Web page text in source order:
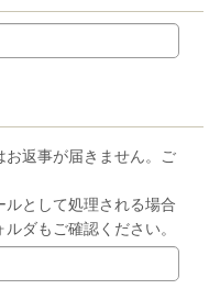
お返事が届きません。ご
ルとして処理される場合
ダもご確認ください。